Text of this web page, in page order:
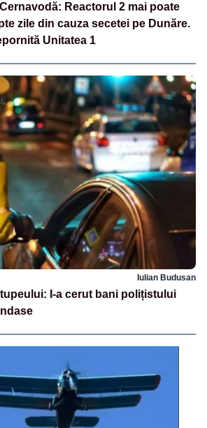
Reactorul 2 mai poate
zile din cauza secetei pe Dunăre.
Unitatea 1
Iulian Budusan
I-a cerut bani polițistului